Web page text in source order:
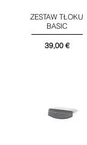
Podgląd
ZESTAW TŁOKU
BASIC
Cena
39,00 €